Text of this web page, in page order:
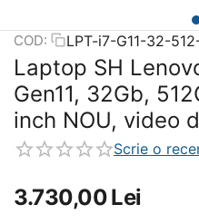
COD: LPT-i7-G11-32-
Laptop SH
Gen11, 32Gb,
inch NOU, video
Scrie o
3.730,00Lei